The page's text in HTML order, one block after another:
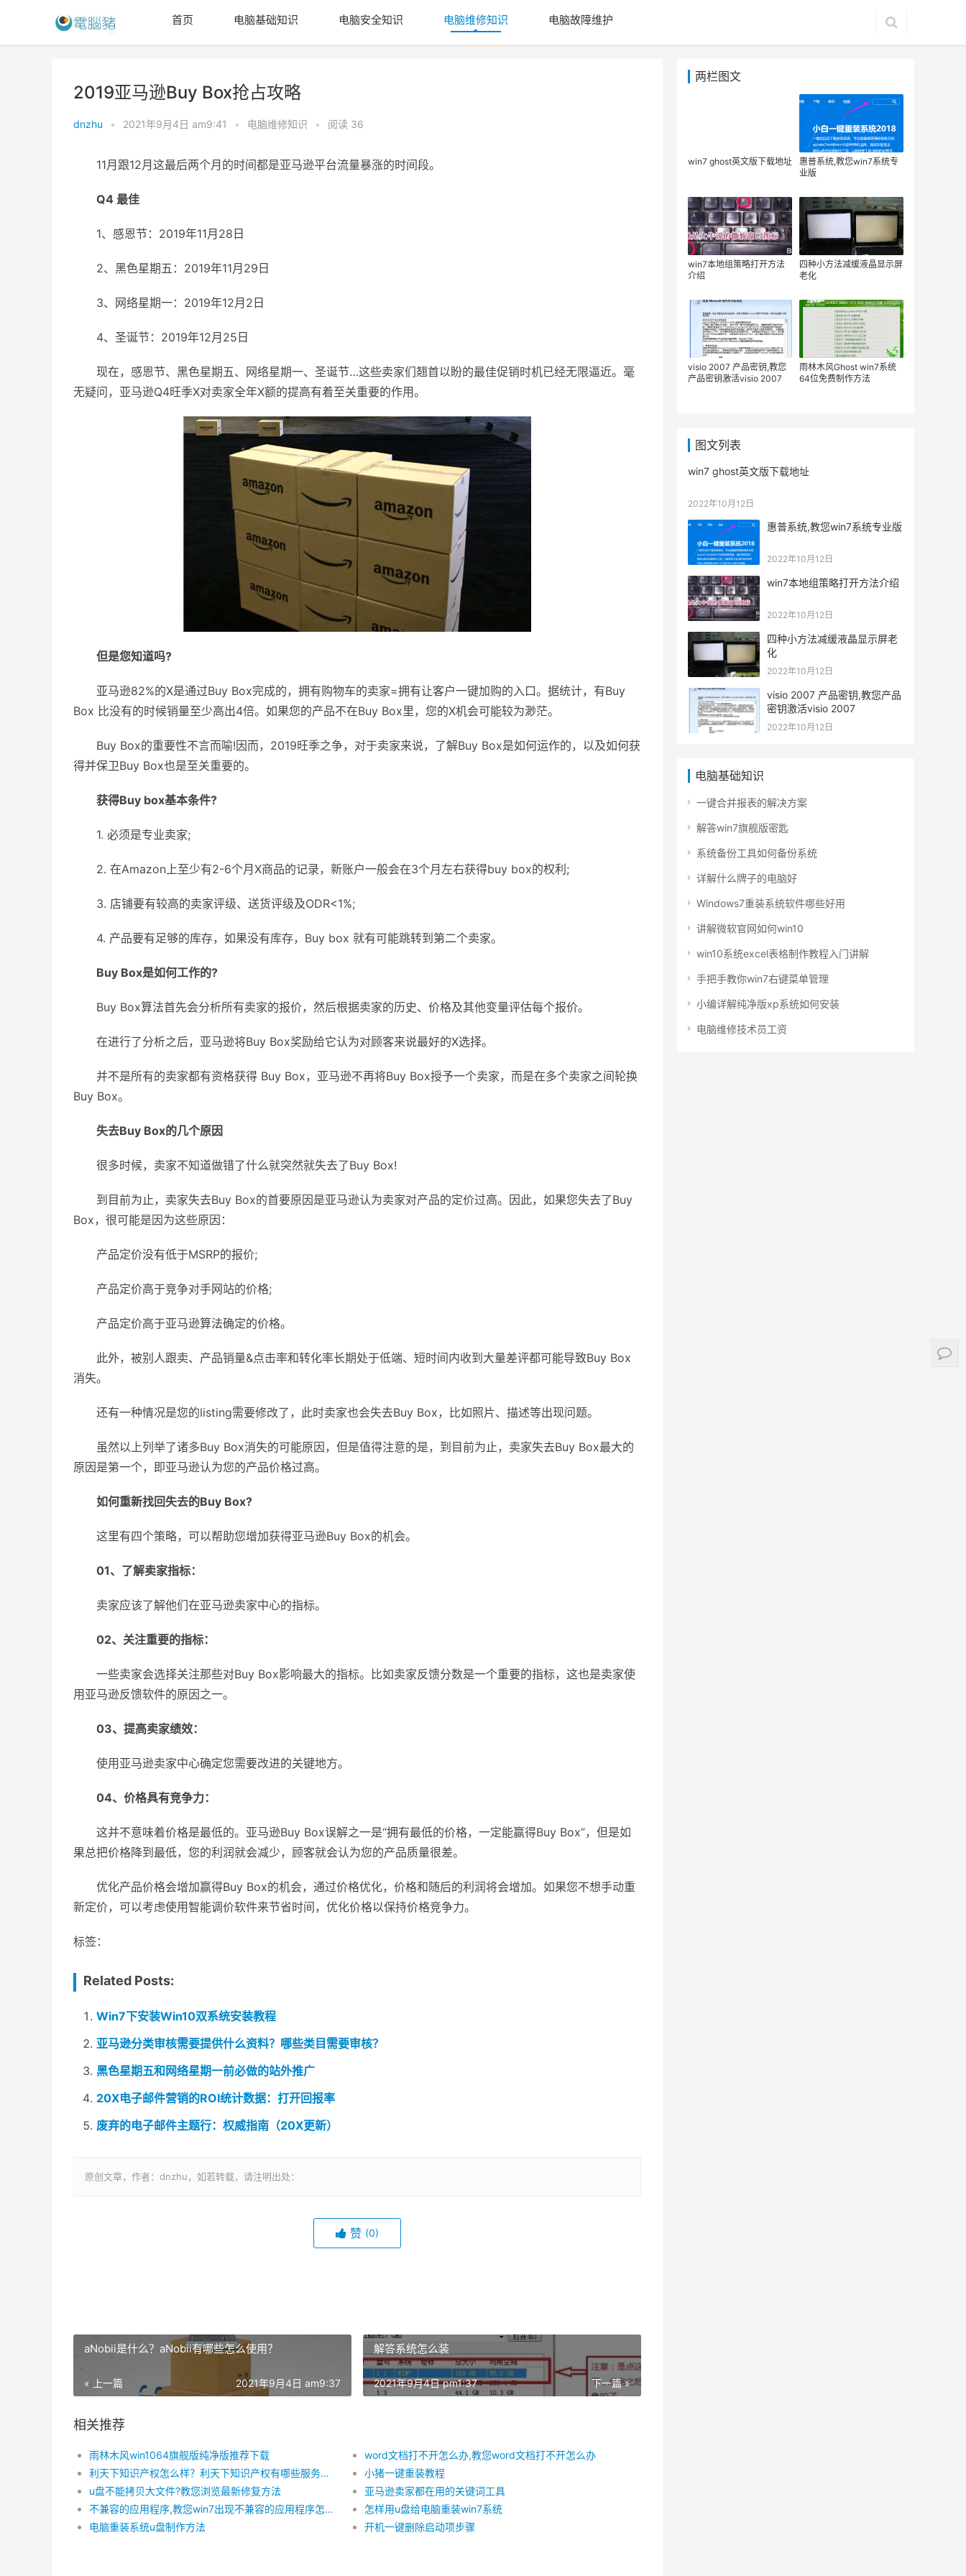
首页 电脑基础知识 电脑安全知识 电脑维修知识 电脑故障维护
2019亚马逊Buy Box抢占攻略
dnzhu • 2021年9月4日 am9:41 • 电脑维修知识 • 阅读 36
11月跟12月这最后两个月的时间都是亚马逊平台流量暴涨的时间段。
Q4 最佳
1、感恩节：2019年11月28日
2、黑色星期五：2019年11月29日
3、网络星期一：2019年12月2日
4、圣诞节：2019年12月25日
现在，感恩节、黑色星期五、网络星期一、圣诞节…这些卖家们翘首以盼的最佳促销时机已经无限逼近。毫
无疑问，亚马逊Q4旺季X对卖家全年X额的提高有着至关重要的作用。
但是您知道吗?
亚马逊82%的X是通过Buy Box完成的，拥有购物车的卖家=拥有让客户一键加购的入口。据统计，有Buy
Box 比没有的时候销量至少高出4倍。如果您的产品不在Buy Box里，您的X机会可能较为渺茫。
Buy Box的重要性不言而喻!因而，2019旺季之争，对于卖家来说，了解Buy Box是如何运作的，以及如何获
得并保卫Buy Box也是至关重要的。
获得Buy box基本条件?
1. 必须是专业卖家;
2. 在Amazon上至少有2-6个月X商品的记录，新账户一般会在3个月左右获得buy box的权利;
3. 店铺要有较高的卖家评级、送货评级及ODR<1%;
4. 产品要有足够的库存，如果没有库存，Buy box 就有可能跳转到第二个卖家。
Buy Box是如何工作的?
Buy Box算法首先会分析所有卖家的报价，然后根据卖家的历史、价格及其他变量评估每个报价。
在进行了分析之后，亚马逊将Buy Box奖励给它认为对顾客来说最好的X选择。
并不是所有的卖家都有资格获得 Buy Box，亚马逊不再将Buy Box授予一个卖家，而是在多个卖家之间轮换
Buy Box。
失去Buy Box的几个原因
很多时候，卖家不知道做错了什么就突然就失去了Buy Box!
到目前为止，卖家失去Buy Box的首要原因是亚马逊认为卖家对产品的定价过高。因此，如果您失去了Buy
Box，很可能是因为这些原因：
产品定价没有低于MSRP的报价;
产品定价高于竞争对手网站的价格;
产品定价高于亚马逊算法确定的价格。
此外，被别人跟卖、产品销量&点击率和转化率长期处于低端、短时间内收到大量差评都可能导致Buy Box
消失。
还有一种情况是您的listing需要修改了，此时卖家也会失去Buy Box，比如照片、描述等出现问题。
虽然以上列举了诸多Buy Box消失的可能原因，但是值得注意的是，到目前为止，卖家失去Buy Box最大的
原因是第一个，即亚马逊认为您的产品价格过高。
如何重新找回失去的Buy Box?
这里有四个策略，可以帮助您增加获得亚马逊Buy Box的机会。
01、了解卖家指标：
卖家应该了解他们在亚马逊卖家中心的指标。
02、关注重要的指标：
一些卖家会选择关注那些对Buy Box影响最大的指标。比如卖家反馈分数是一个重要的指标，这也是卖家使
用亚马逊反馈软件的原因之一。
03、提高卖家绩效：
使用亚马逊卖家中心确定您需要改进的关键地方。
04、价格具有竞争力：
这并不意味着价格是最低的。亚马逊Buy Box误解之一是“拥有最低的价格，一定能赢得Buy Box”，但是如
果总把价格降到最低，您的利润就会减少，顾客就会认为您的产品质量很差。
优化产品价格会增加赢得Buy Box的机会，通过价格优化，价格和随后的利润将会增加。如果您不想手动重
新定价，可以考虑使用智能调价软件来节省时间，优化价格以保持价格竞争力。
标签：
Related Posts:
Win7下安装Win10双系统安装教程
亚马逊分类审核需要提供什么资料？哪些类目需要审核？
黑色星期五和网络星期一前必做的站外推广
20X电子邮件营销的ROI统计数据：打开回报率
废弃的电子邮件主题行：权威指南（20X更新）
原创文章，作者：dnzhu，如若转载，请注明出处：
赞 (0)
aNobii是什么？aNobii有哪些怎么使用？
« 上一篇 2021年9月4日 am9:37
解答系统怎么装
下一篇 »
2021年9月4日 pm1:37
相关推荐
雨林木风win1064旗舰版纯净版推荐下载
word文档打不开怎么办,教您word文档打不开怎么办
利天下知识产权怎么样？利天下知识产权有哪些服务范围？
小猪一键重装教程
u盘不能拷贝大文件?教您浏览最新修复方法
亚马逊卖家都在用的关键词工具
不兼容的应用程序,教您win7出现不兼容的应用程序怎么办
怎样用u盘给电脑重装win7系统
电脑重装系统u盘制作方法
开机一键删除启动项步骤
两栏图文
win7 ghost英文版下载地址
惠普系统,教您win7系统专
业版
win7本地组策略打开方法
介绍
四种小方法减缓液晶显示屏
老化
visio 2007 产品密钥,教您
产品密钥激活visio 2007
雨林木风Ghost win7系统
64位免费制作方法
图文列表
win7 ghost英文版下载地址
2022年10月12日
惠普系统,教您win7系统专业版
2022年10月12日
win7本地组策略打开方法介绍
2022年10月12日
四种小方法减缓液晶显示屏老
化
2022年10月12日
visio 2007 产品密钥,教您产品
密钥激活visio 2007
2022年10月12日
电脑基础知识
一键合并报表的解决方案
解答win7旗舰版密匙
系统备份工具如何备份系统
详解什么牌子的电脑好
Windows7重装系统软件哪些好用
讲解微软官网如何win10
win10系统excel表格制作教程入门讲解
手把手教你win7右键菜单管理
小编详解纯净版xp系统如何安装
电脑维修技术员工资